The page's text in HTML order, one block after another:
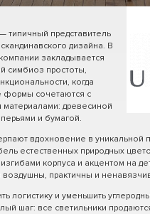
типичный представитель
дизайна. В
закладывается
симбиоз простоты,
когда
формы сочетаются с
материалами: древесиной
и бумагой.
вдохновение в уникальной
естественных природных
корпуса и акцентом на
воздушны, практичны и
логистику и уменьшить
шаг: все светильники